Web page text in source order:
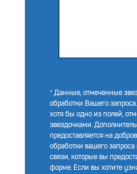
* Данные, отмеченные
обработки Вашего
хотя бы одно из полей,
звездочками.
предоставляется на
обработки вашего
связи, которые вы
форме. Если вы хотите